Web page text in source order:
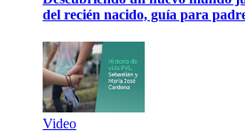
del recién nacido, guía para
Video